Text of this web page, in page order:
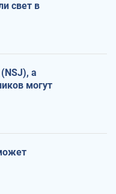
свет в
а
могут